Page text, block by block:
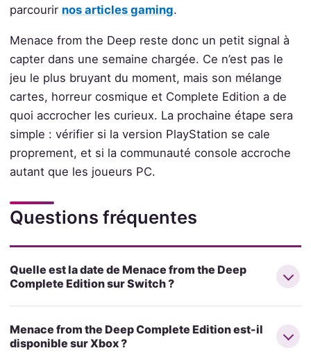
parcourir nos articles gaming.
Menace from the Deep reste donc un petit signal à
capter dans une semaine chargée. Ce n’est pas le
jeu le plus bruyant du moment, mais son mélange
cartes, horreur cosmique et Complete Edition a de
quoi accrocher les curieux. La prochaine étape sera
simple : vérifier si la version PlayStation se cale
proprement, et si la communauté console accroche
autant que les joueurs PC.
Questions fréquentes
Quelle est la date de Menace from the Deep
Complete Edition sur Switch ?
Menace from the Deep Complete Edition est-il
disponible sur Xbox ?